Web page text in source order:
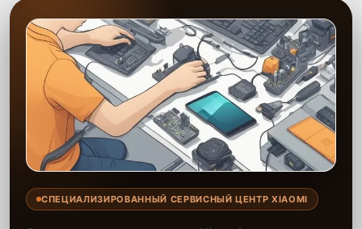
СПЕЦИАЛИЗИРОВАННЫЙ СЕРВИСНЫЙ ЦЕНТР XIAOMI